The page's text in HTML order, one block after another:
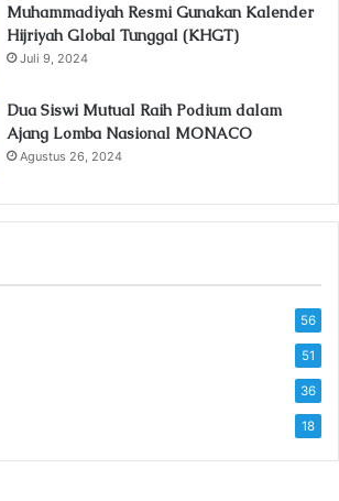
Muhammadiyah Resmi Gunakan Kalender
Hijriyah Global Tunggal (KHGT)
Juli 9, 2024
Dua Siswi Mutual Raih Podium dalam
Ajang Lomba Nasional MONACO
Agustus 26, 2024
56
51
36
18